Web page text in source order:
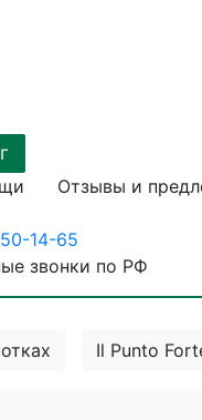
Отзывы и
14-65
звонки по РФ
Il Punto